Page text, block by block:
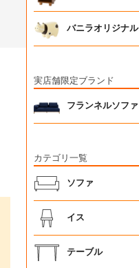
バニラオリジナル
実店舗限定ブランド
フランネルソファ
カテゴリ一覧
ソファ
イス
テーブル